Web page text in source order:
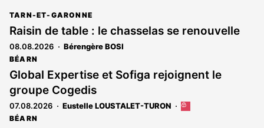
TARN-ET-GARONNE
Raisin de table : le chasselas se renouvelle
08.08.2026 Bérengère BOSI
BÉARN
Global Expertise et Sofiga rejoignent le
groupe Cogedis
07.08.2026 Eustelle LOUSTALET-TURON
Cet
BÉARN